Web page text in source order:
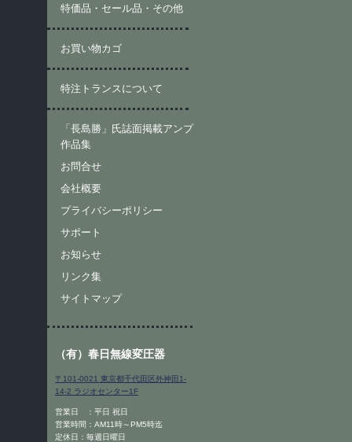
特価品・セール品・その他
お買い物カゴ
特注トランスについて
「長島勝」氏誌面掲載アンプ
作品集
お問合せ
会社概要
プライバシーポリシー
サポート
お知らせ
リンク集
サイトマップ
（有）春日無線変圧器
〒101-0021 東京都千代田区外神田1-
14-2 ラジオセンター1F
営業日 ：平日 祝日
営業時間：AM11時～PM5時迄
定休日：毎週日曜日